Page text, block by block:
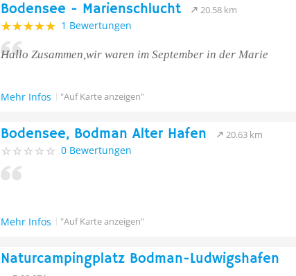
Bodensee - Marienschlucht 20.58 km
1 Bewertungen
Hallo Zusammen,wir waren im September in der Marie
Mehr Infos "Auf Karte anzeigen"
Bodensee, Bodman Alter Hafen 20.63 km
0 Bewertungen
Mehr Infos "Auf Karte anzeigen"
Naturcampingplatz Bodman-Ludwigshafen